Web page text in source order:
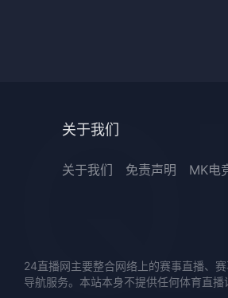
关于我们
关于我们 免责声明 MK电
24直播网主要整合网络上的赛事直播、
导航服务。本站本身不提供任何体育直